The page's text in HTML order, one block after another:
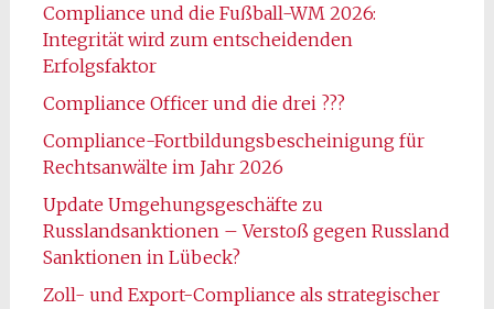
Compliance und die Fußball-WM 2026:
Integrität wird zum entscheidenden
Erfolgsfaktor
Compliance Officer und die drei ???
Compliance-Fortbildungsbescheinigung für
Rechtsanwälte im Jahr 2026
Update Umgehungsgeschäfte zu
Russlandsanktionen – Verstoß gegen Russland
Sanktionen in Lübeck?
Zoll- und Export-Compliance als strategischer